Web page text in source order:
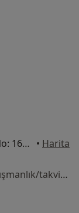
Merkez Mah. Abide-i Hurriyet Cad. No: 166, İstanbul • Harita
Bu uzman ilgili adres için online danışmanlık/takvim sunmuyor.